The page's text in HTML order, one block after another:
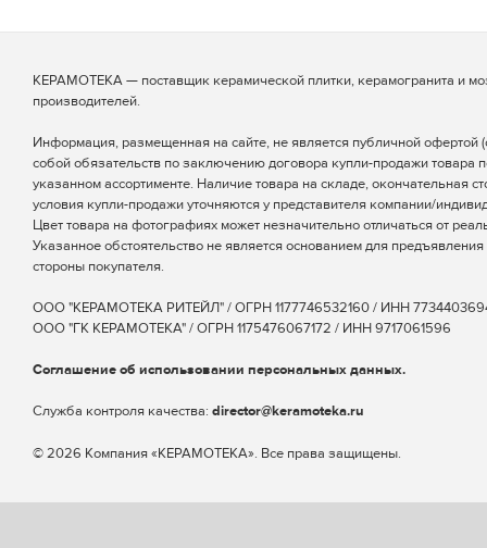
КЕРАМОТЕКА — поставщик керамической плитки, керамогранита и
производителей.
Информация, размещенная на сайте, не является публичной офертой
собой обязательств по заключению договора купли-продажи товара
указанном ассортименте. Наличие товара на складе, окончательная
условия купли-продажи уточняются у представителя компании/
Цвет товара на фотографиях может незначительно отличаться от
Указанное обстоятельство не является основанием для
стороны покупателя.
ООО "КЕРАМОТЕКА РИТЕЙЛ" / ОГРН 1177746532160 / ИНН
ООО "ГК КЕРАМОТЕКА" / ОГРН 1175476067172 / ИНН 9717061596
Соглашение об использовании персональных данных.
Cлужба контроля качества: director@keramoteka.ru
© 2026 Компания «КЕРАМОТЕКА». Все права защищены.